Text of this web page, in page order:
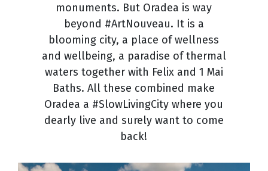
monuments. But Oradea is way
beyond #ArtNouveau. It is a
blooming city, a place of wellness
and wellbeing, a paradise of thermal
waters together with Felix and 1 Mai
Baths. All these combined make
Oradea a #SlowLivingCity where you
dearly live and surely want to come
back!